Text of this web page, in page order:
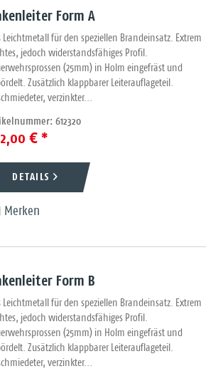
Form A
Leichtmetall für den speziellen Brandeinsatz. Extrem
jedoch widerstandsfähiges Profil.
(25mm) in Holm eingefräst und
Zusätzlich klappbarer Leiterauflageteil.
verzinkter...
612320
€ *
DETAILS
Merken
Form B
Leichtmetall für den speziellen Brandeinsatz. Extrem
jedoch widerstandsfähiges Profil.
(25mm) in Holm eingefräst und
Zusätzlich klappbarer Leiterauflageteil.
verzinkter...